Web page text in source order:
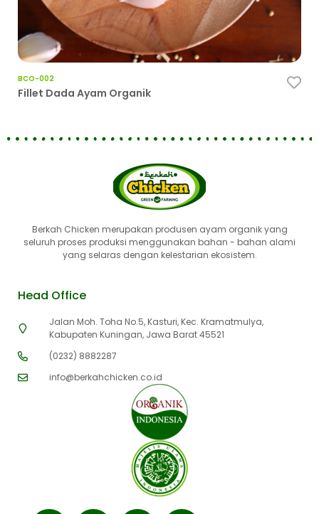
BCO-002
Fillet Dada Ayam Organik
Berkah Chicken merupakan produsen ayam organik yang
seluruh proses produksi menggunakan bahan - bahan alami
yang selaras dengan kelestarian ekosistem.
Head Office
Jalan Moh. Toha No.5, Kasturi, Kec. Kramatmulya,
Kabupaten Kuningan, Jawa Barat 45521
(0232) 8882287
info@berkahchicken.co.id